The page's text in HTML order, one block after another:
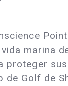
marina
Golf de